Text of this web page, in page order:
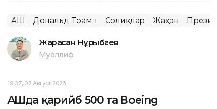
АҚШ Дональд Трамп Солиқлар Жаҳон
Жарасқан Нұрыбаев
Муаллиф
19:37, 07 Август 2026
АҚШда қарийб 500 та Boeing